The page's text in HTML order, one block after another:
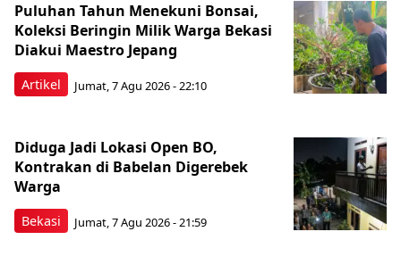
Artikel
Puluhan Tahun Menekuni Bonsai,
Koleksi Beringin Milik Warga Bekasi
Diakui Maestro Jepang
Jumat, 7 Agu 2026 - 22:10
Bekasi
Diduga Jadi Lokasi Open BO,
Kontrakan di Babelan Digerebek
Warga
Jumat, 7 Agu 2026 - 21:59